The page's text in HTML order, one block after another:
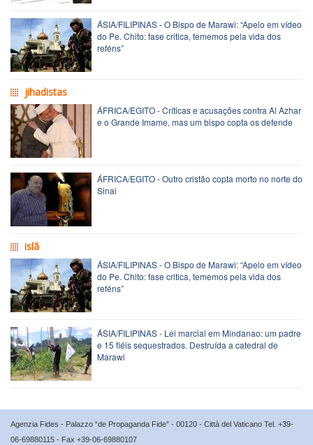
ÁSIA/FILIPINAS - O Bispo de Marawi: “Apelo em vídeo
do Pe. Chito: fase critica, tememos pela vida dos
reféns”
jihadistas
ÁFRICA/EGITO - Críticas e acusações contra Al Azhar
e o Grande Imame, mas um bispo copta os defende
ÁFRICA/EGITO - Outro cristão copta morto no norte do
Sinai
islã
ÁSIA/FILIPINAS - O Bispo de Marawi: “Apelo em vídeo
do Pe. Chito: fase critica, tememos pela vida dos
reféns”
ÁSIA/FILIPINAS - Lei marcial em Mindanao: um padre
e 15 fiéis sequestrados. Destruída a catedral de
Marawi
Agenzia Fides - Palazzo “de Propaganda Fide” - 00120 - Città del Vaticano Tel. +39-
06-69880115 - Fax +39-06-69880107